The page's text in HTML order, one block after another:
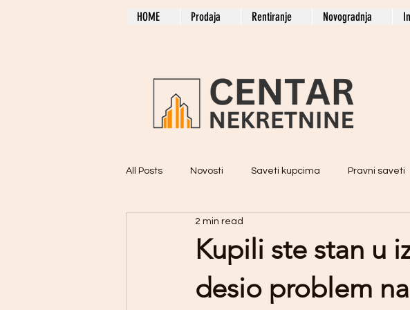
HOME Prodaja Rentiranje Novogradnja
All Posts Novosti Saveti kupcima Pravni saveti
Kupili ste stan u
desio problem
2 min read